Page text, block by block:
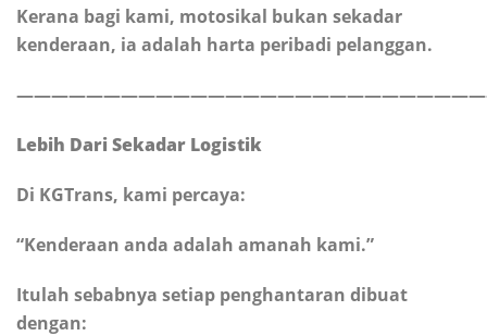
Kerana bagi kami, motosikal bukan sekadar
kenderaan, ia adalah harta peribadi pelanggan.
Lebih Dari Sekadar Logistik
Di KGTrans, kami percaya:
“Kenderaan anda adalah amanah kami.”
Itulah sebabnya setiap penghantaran dibuat
dengan: